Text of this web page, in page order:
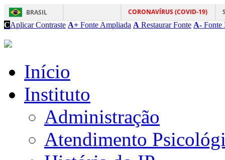
BRASIL CORONAVÍRUS (COVID-19)
CAplicar Contraste A+ Fonte Ampliada A Restaurar Fonte A- Fonte
Início
Instituto
Administração
Atendimento